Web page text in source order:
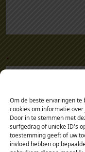
Om de beste ervaringen te
cookies om informatie
Door in te stemmen met
surfgedrag of unieke ID's
toestemming geeft of uw
invloed hebben op
.